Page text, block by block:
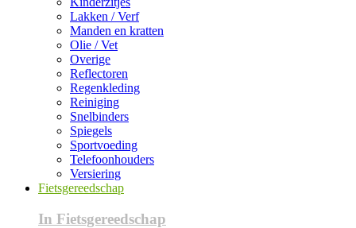
Lakken / Verf
Manden en kratten
Olie / Vet
Overige
Reflectoren
Regenkleding
Reiniging
Snelbinders
Spiegels
Sportvoeding
Telefoonhouders
Versiering
Fietsgereedschap
In Fietsgereedschap